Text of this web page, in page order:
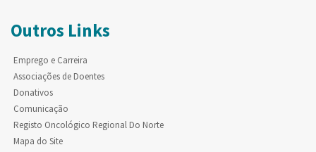
Outros Links
Emprego e Carreira
Associações de Doentes
Donativos
Comunicação
Registo Oncológico Regional Do Norte
Mapa do Site